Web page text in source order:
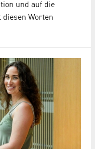
und auf die
diesen Worten